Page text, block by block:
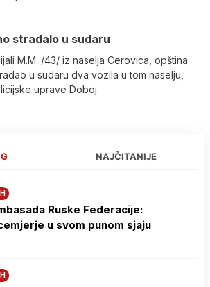
stradalo u sudaru
M.M. /43/ iz naselja Cerovica, opština
u sudaru dva vozila u tom naselju,
uprave Doboj.
NAJČITANIJE
Ruske Federacije:
u svom punom sjaju